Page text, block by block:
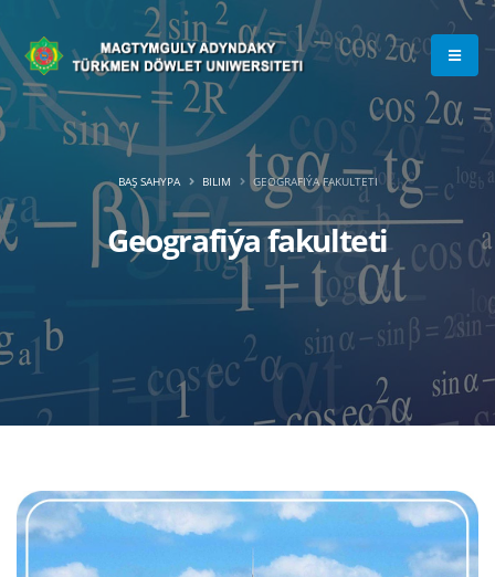
Geografiýa fakulteti
BAŞ SAHYPA BILIM GEOGRAFIÝA FAKULTETI